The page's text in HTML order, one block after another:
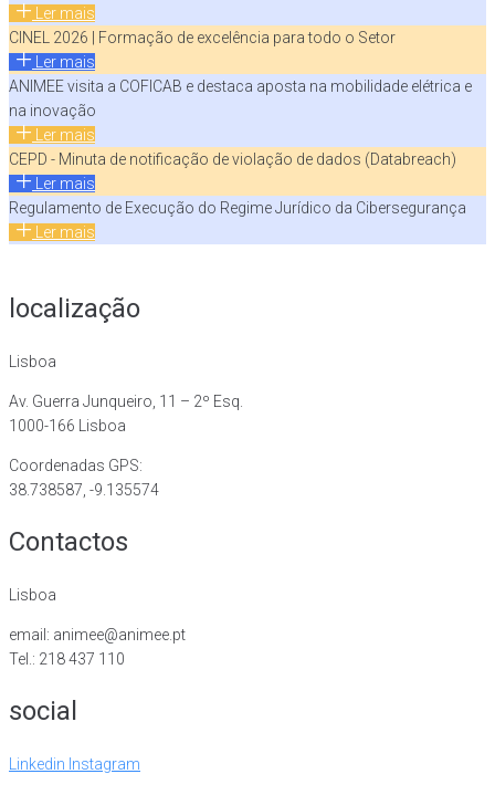
Ler mais
CINEL 2026 | Formação de excelência para todo o Setor
Ler mais
ANIMEE visita a COFICAB e destaca aposta na mobilidade elétrica e
na inovação
Ler mais
CEPD - Minuta de notificação de violação de dados (Databreach)
Ler mais
Regulamento de Execução do Regime Jurídico da Cibersegurança
Ler mais
localização
Lisboa
Av. Guerra Junqueiro, 11 – 2º Esq.
1000-166 Lisboa
Coordenadas GPS:
38.738587, -9.135574
Contactos
Lisboa
email: animee@animee.pt
Tel.: 218 437 110
social
Linkedin Instagram